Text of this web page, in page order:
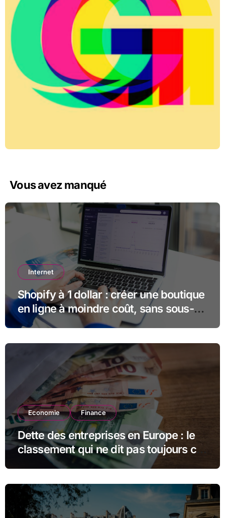
Vous avez manqué
Internet
Shopify à 1 dollar : créer une boutique
en ligne à moindre coût, sans sous-
estimer la suite
Economie Finance
Dette des entreprises en Europe : le
classement qui ne dit pas toujours ce
qu’il semble dire